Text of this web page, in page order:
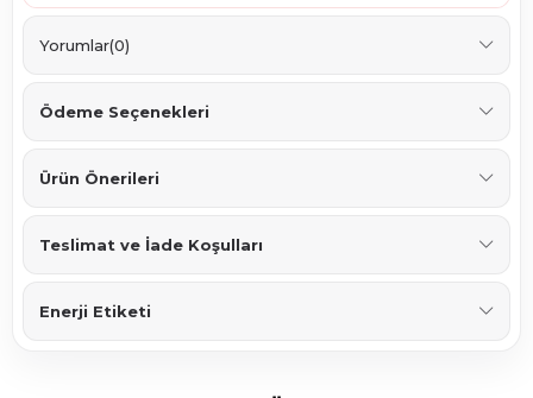
Yorumlar(0)
Ödeme Seçenekleri
Ürün Önerileri
Teslimat ve İade Koşulları
Enerji Etiketi